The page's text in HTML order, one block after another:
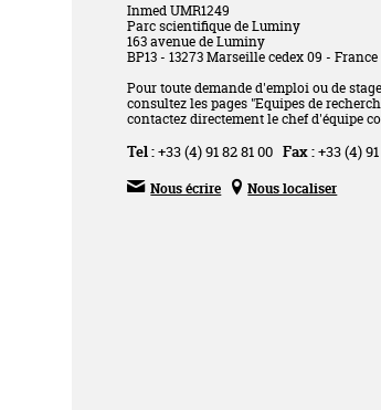
Inmed UMR1249
Parc scientifique de Luminy
163 avenue de Luminy
BP13 - 13273 Marseille cedex 09 - France
Pour toute demande d'emploi ou de
consultez les pages "Equipes de
contactez directement le chef d'équipe
Tel :+33 (4) 91 82 81 00 Fax :+33 (4)
 Nous écrire  Nous localiser